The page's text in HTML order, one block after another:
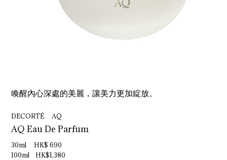
喚醒內心深處的美麗，讓美力更加綻放。
DECORTÉ AQ
AQ Eau De Parfum
30ml HK$ 690
100ml HK$1,380